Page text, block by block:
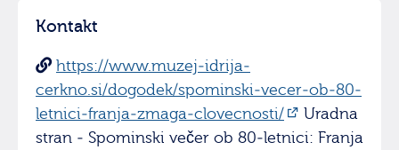
Kontakt
https://www.muzej-idrija-
cerkno.si/dogodek/spominski-vecer-ob-80-
letnici-franja-zmaga-clovecnosti/
Uradna
stran - Spominski večer ob 80-letnici: Franja